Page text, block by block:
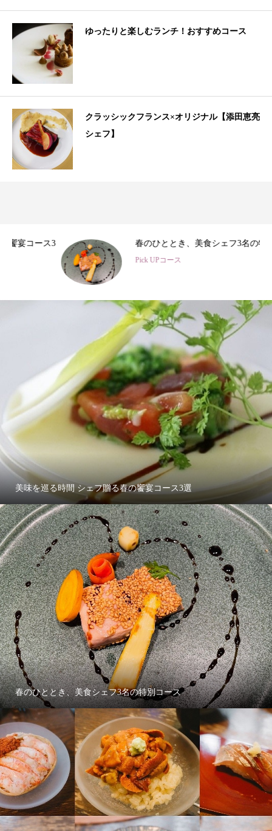
ゆったりと楽しむランチ！おすすめコース
クラッシックフランス×オリジナル【添田恵亮
シェフ】
春のひととき、美食シェフ3名の特別コース
Pick UPコース
美味を巡る時間 シェフ贈る春の饗宴コース3選
春のひととき、美食シェフ3名の特別コース